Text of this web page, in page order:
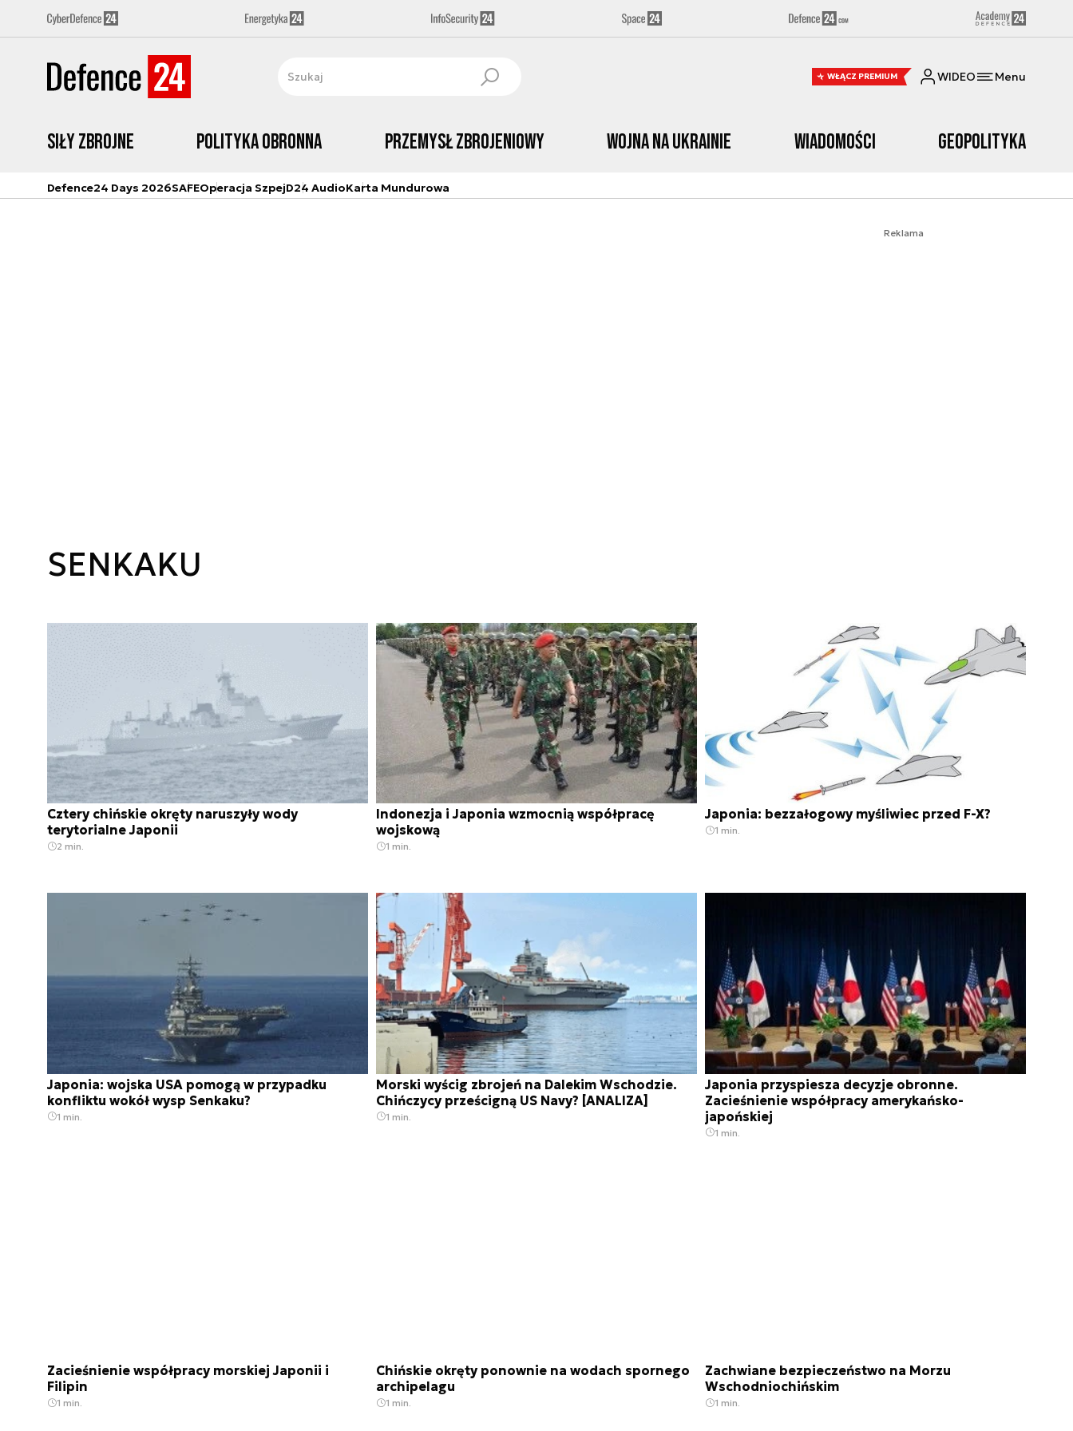
WŁĄCZ PREMIUM WIDEO Menu
Siły zbrojne Polityka obronna Przemysł Zbrojeniowy Wojna na Ukrainie Wiadomości Geopolityka
Defence24 Days 2026SAFEOperacja SzpejD24 AudioKarta Mundurowa
Reklama
SENKAKU
Cztery chińskie okręty naruszyły wody
terytorialne Japonii
2 min.
Indonezja i Japonia wzmocnią współpracę
wojskową
1 min.
Japonia: bezzałogowy myśliwiec przed F-X?
1 min.
Japonia: wojska USA pomogą w przypadku
konfliktu wokół wysp Senkaku?
1 min.
Morski wyścig zbrojeń na Dalekim Wschodzie.
Chińczycy prześcigną US Navy? [ANALIZA]
1 min.
Japonia przyspiesza decyzje obronne.
Zacieśnienie współpracy amerykańsko-
japońskiej
1 min.
Zacieśnienie współpracy morskiej Japonii i
Filipin
1 min.
Chińskie okręty ponownie na wodach spornego
archipelagu
1 min.
Zachwiane bezpieczeństwo na Morzu
Wschodniochińskim
1 min.